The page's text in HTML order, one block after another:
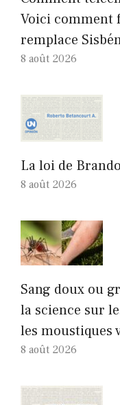
Voici comment
remplace
8 août 2026
La loi de
8 août 2026
Sang doux ou
la science sur
les moustiques
8 août 2026